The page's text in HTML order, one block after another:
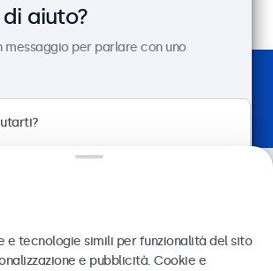
aiuto?
messaggio per parlare con uno
e tecnologie simili per funzionalità del sito
e pubblicità. Cookie e